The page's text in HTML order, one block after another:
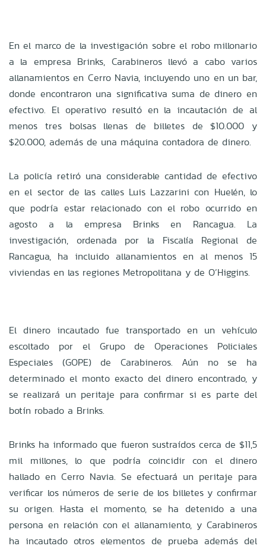
En el marco de la investigación sobre el robo millonario
a la empresa Brinks, Carabineros llevó a cabo varios
allanamientos en Cerro Navia, incluyendo uno en un bar,
donde encontraron una significativa suma de dinero en
efectivo. El operativo resultó en la incautación de al
menos tres bolsas llenas de billetes de $10.000 y
$20.000, además de una máquina contadora de dinero.
La policía retiró una considerable cantidad de efectivo
en el sector de las calles Luis Lazzarini con Huelén, lo
que podría estar relacionado con el robo ocurrido en
agosto a la empresa Brinks en Rancagua. La
investigación, ordenada por la Fiscalía Regional de
Rancagua, ha incluido allanamientos en al menos 15
viviendas en las regiones Metropolitana y de O’Higgins.
El dinero incautado fue transportado en un vehículo
escoltado por el Grupo de Operaciones Policiales
Especiales (GOPE) de Carabineros. Aún no se ha
determinado el monto exacto del dinero encontrado, y
se realizará un peritaje para confirmar si es parte del
botín robado a Brinks.
Brinks ha informado que fueron sustraídos cerca de $11,5
mil millones, lo que podría coincidir con el dinero
hallado en Cerro Navia. Se efectuará un peritaje para
verificar los números de serie de los billetes y confirmar
su origen. Hasta el momento, se ha detenido a una
persona en relación con el allanamiento, y Carabineros
ha incautado otros elementos de prueba además del